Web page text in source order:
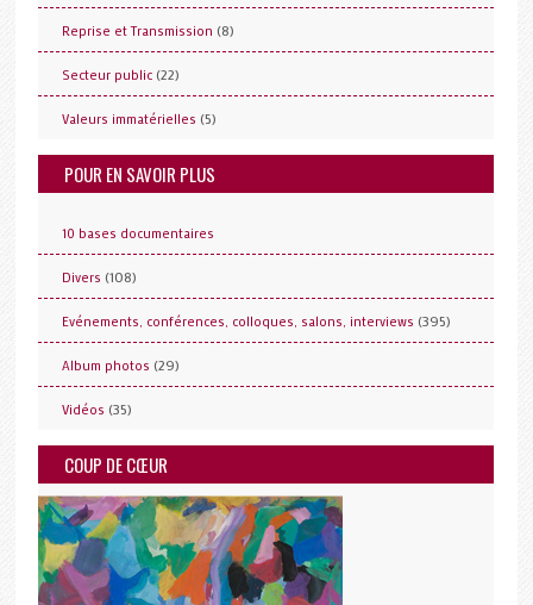
Reprise et Transmission (8)
Secteur public (22)
Valeurs immatérielles (5)
POUR EN SAVOIR PLUS
10 bases documentaires
Divers (108)
Evénements, conférences, colloques, salons, interviews (395)
Album photos (29)
Vidéos (35)
COUP DE CŒUR